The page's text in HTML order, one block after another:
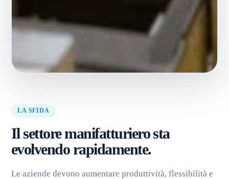
LA SFIDA
Il settore manifatturiero sta
evolvendo rapidamente.
Le aziende devono aumentare produttività, flessibilità e